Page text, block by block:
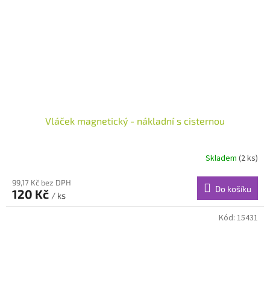
Vláček magnetický - nákladní s cisternou
Skladem (2 ks)
99,17 Kč bez DPH
120 Kč / ks
Do košíku
Kód: 15431